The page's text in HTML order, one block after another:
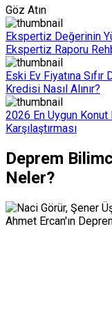
Göz Atın
Ekspertiz Değerinin
Ekspertiz Raporu
Eski Ev Fiyatına
Kredisi Nasıl Alınır?
2026 En Uygun
Karşılaştırması
Deprem
Neler?